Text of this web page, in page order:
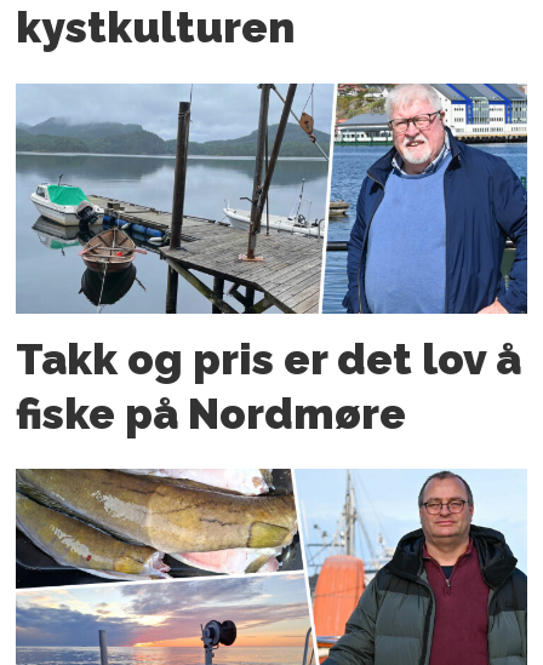
kystkulturen
Takk og pris er det lov å
fiske på Nordmøre